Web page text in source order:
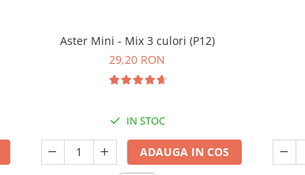
Aster Mini - Mix 3 culori (P12)
29,20 RON
IN STOC
ADAUGA IN COS